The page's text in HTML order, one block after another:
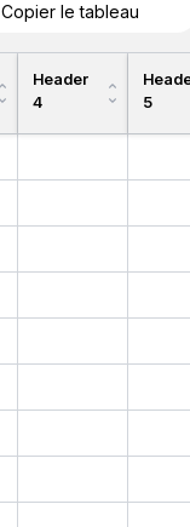
Copier le tableau
Header
4
5